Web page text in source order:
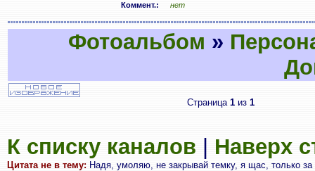
Коммент.:
нет
Фотоальбом »
Страница 1 из 1
К списку каналов Наверх
Цитата не в тему: Надя, умоляю, не закрывай темку, я щас, только